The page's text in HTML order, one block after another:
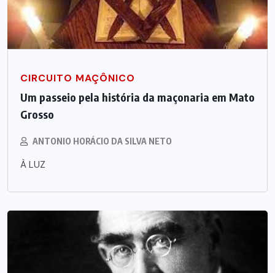
CIRCUITO MAÇÔNICO
Um passeio pela história da maçonaria em Mato
Grosso
ANTONIO HORÁCIO DA SILVA NETO
À LUZ